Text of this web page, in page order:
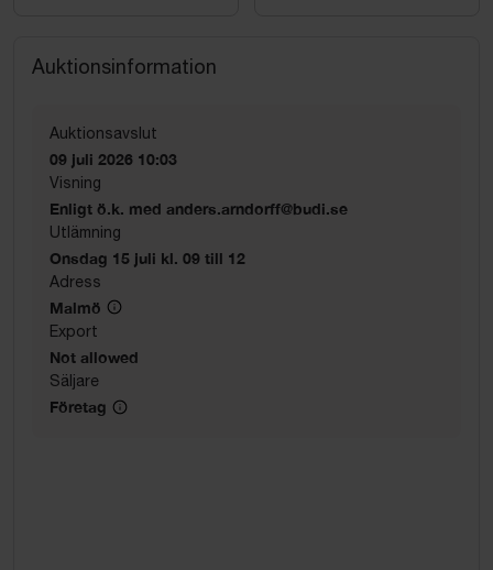
Auktionsinformation
Auktionsavslut
09 juli 2026 10:03
Visning
Enligt ö.k. med anders.arndorff@budi.se
Utlämning
Onsdag 15 juli kl. 09 till 12
Adress
Malmö
Export
Not allowed
Säljare
Företag